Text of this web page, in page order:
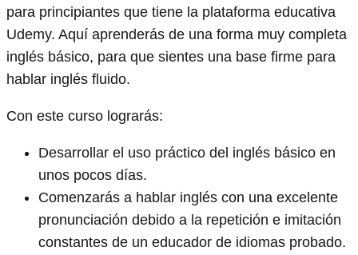
para principiantes que tiene la plataforma educativa
Udemy. Aquí aprenderás de una forma muy completa
inglés básico, para que sientes una base firme para
hablar inglés fluido.
Con este curso lograrás:
Desarrollar el uso práctico del inglés básico en
unos pocos días.
Comenzarás a hablar inglés con una excelente
pronunciación debido a la repetición e imitación
constantes de un educador de idiomas probado.